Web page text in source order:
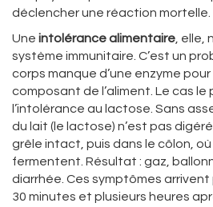
déclencher une réaction mortelle.
Une intolérance alimentaire , elle,
système immunitaire. C’est un
corps manque d’une enzyme
composant de l’aliment. Le cas le
l’intolérance au lactose. Sans
du lait (le lactose) n’est pas
grêle intact, puis dans le côlon,
fermentent. Résultat : gaz,
diarrhée. Ces symptômes
30 minutes et plusieurs heures